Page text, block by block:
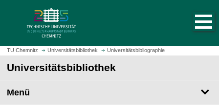
z
m
t
e
i
t
TU Chemnitz Universitätsbibliothek Universitätsbibliographie
Universitätsbibliothek
Menü